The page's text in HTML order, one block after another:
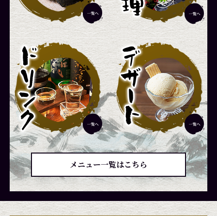
メニュー一覧はこちら